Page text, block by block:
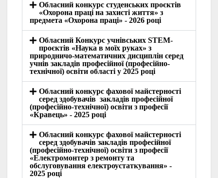
Обласний конкурс студенських проєктів
«Охорона праці на захисті життя» з
предмета «Охорона праці» - 2026 році
Обласний Конкурс учнівських STEM-
проєктів «Наука в моїх руках» з
природничо-математичних дисциплін серед
учнів закладів професійної (професійно-
технічної) освіти області у 2025 році
Обласний конкурс фахової майстерності
серед здобувачів закладів професійної
(професійно-технічної) освіти з професії
«Кравець» - 2025 році
Обласний конкурс фахової майстерності
серед здобувачів закладів професійної
(професійно-технічної) освіти з професії
«Електромонтер з ремонту та
обслуговування електроустаткування» -
2025 році